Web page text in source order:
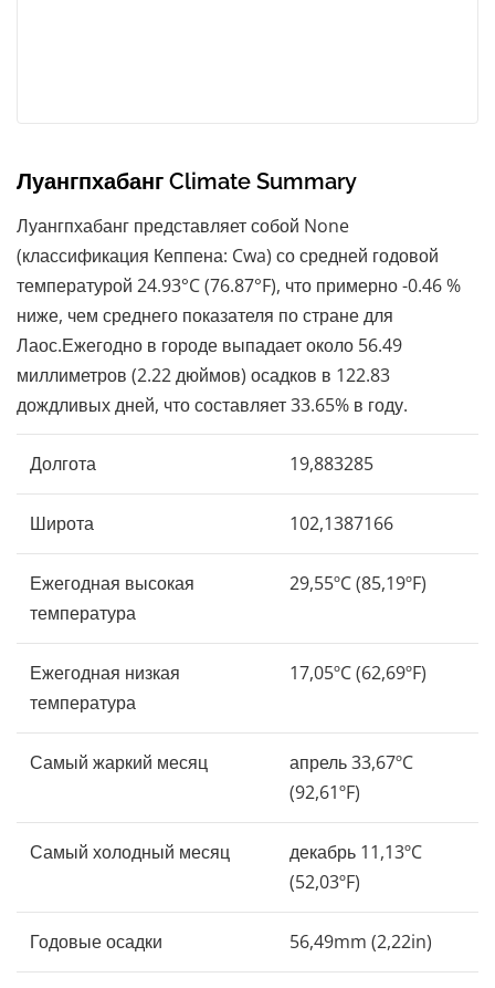
Луангпхабанг Climate Summary
Луангпхабанг представляет собой None
(классификация Кеппена: Cwa) со средней годовой
температурой 24.93°C (76.87°F), что примерно -0.46 %
ниже, чем среднего показателя по стране для
Лаос.Ежегодно в городе выпадает около 56.49
миллиметров (2.22 дюймов) осадков в 122.83
дождливых дней, что составляет 33.65% в году.
Долгота 19,883285
Широта 102,1387166
Ежегодная высокая
температура
29,55ºC (85,19ºF)
Ежегодная низкая
температура
17,05ºC (62,69ºF)
Самый жаркий месяц
апрель 33,67ºC
(92,61ºF)
Самый холодный месяц
декабрь 11,13ºC
(52,03ºF)
Годовые осадки 56,49mm (2,22in)